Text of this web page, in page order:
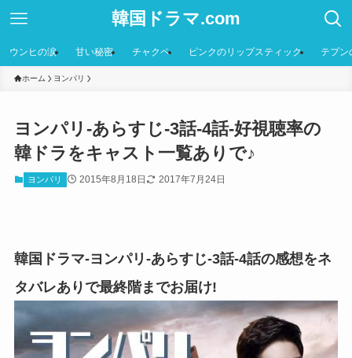
韓国ドラマ.com
ウンヒの涙 甘い秘密 チャクペ ピンクのリップスティック テプン
ホーム ヨンパリ
ヨンパリ-あらすじ-3話-4話-好視聴率の
韓ドラをキャスト一覧ありで♪
ヨンパリ 2015年8月18日 2017年7月24日
韓国ドラマ-ヨンパリ-あらすじ-3話-4話の感想をネ
タバレありで最終階までお届け!